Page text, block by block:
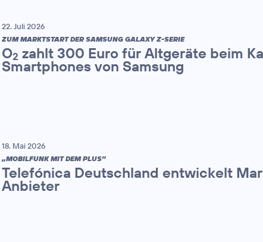
22. Juli 2026
ZUM MARKTSTART DER SAMSUNG GALAXY Z-SERIE
O2 zahlt 300 Euro für Altgeräte beim
Smartphones von Samsung
18. Mai 2026
„MOBILFUNK MIT DEM PLUS”
Telefónica Deutschland entwickelt
Anbieter